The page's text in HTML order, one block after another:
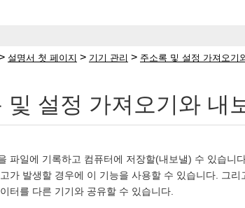
설명서 첫 페이지 > 기기 관리 > 주소록 및 설정 가져오기
및 설정 가져오기와 내
파일에 기록하고 컴퓨터에 저장할(내보낼) 수 있습니
가 발생할 경우에 이 기능을 사용할 수 있습니다. 그
터를 다른 기기와 공유할 수 있습니다.